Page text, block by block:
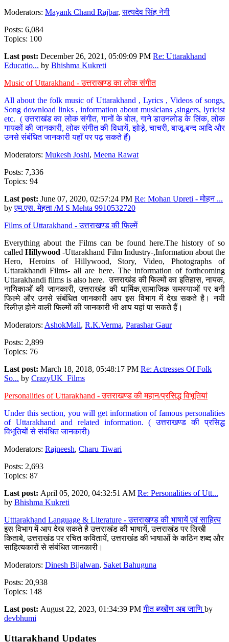
Moderators: Mayank Chand Rajbar,सत्यदेव सिंह नेगी
Posts: 6,084
Topics: 100
Last post: December 26, 2021, 05:09:09 PM Re: Uttarakhand
Educatio... by Bhishma Kukreti
Music of Uttarakhand - उत्तराखण्ड का लोक संगीत
All about the folk music of Uttarakhand , Lyrics , Videos of songs,
Song download links , information about musicians ,singers, lyricist
etc. ( उत्तराखंड का लोक संगीत, गानों के बोल, गाने डाउनलोड के लिंक, लोक
गायकों की जानकारी, लोक संगीत की विधायें, झोड़े, चाचरी, बाजू-बन्द आदि और
उनसे संबंधित जानकारी यहाँ पर पढ़ सकते हैं)
Moderators: Mukesh Joshi, Meena Rawat
Posts: 7,336
Topics: 94
Last post: June 07, 2020, 02:57:24 PM Re: Mohan Upreti - मोहन ...
byएम.एस. मेहता /M S Mehta 9910532720
Films of Uttarakhand - उत्तराखण्ड की फिल्में
Everything about the Films can be found here.The history of so
calledHillywood-Uttarakhand Film Industry-,Information about the
Hero, Heroins of Hillywood, Story, Video, Photographs of
Uttarakhandi Films- all are here. The information of forthcoming
Uttarakhandi films is also here. उत्तराखंड की फिल्मों का इतिहास, नायक,
नायिकाओं की जानकारी, उत्तराखंड की धार्मिक,सामाजिक समस्याओं पर बनी
फिल्मे और उनसे संबंधित जानकारी आप इस विभाग में देख सकते है। नयी
रिलीज़ होने वाली फिल्मों की जानकारी भी आप यहां पा सकते हैं।
Moderators: AshokMall, R.K.Verma, Parashar Gaur
Posts: 2,899
Topics: 76
Last post: March 18, 2018, 05:48:17 PM Re: Actresses Of Folk
So... by CrazyUK_Films
Personalities of Uttarakhand - उत्तराखण्ड की महान/प्रसिद्ध विभूतियां
Under this section, you will get information of famous personalities
of Uttarakhand and related information. ( उत्तराखण्ड की प्रसिद्ध
विभूतियों से संबंधित जानकारी)
Moderators: Rajneesh, Charu Tiwari
Posts: 2,693
Topics: 87
Last post: April 05, 2020, 04:32:51 AM Re: Personalities of Utt...
by Bhishma Kukreti
Utttarakhand Language & Literature - उत्तराखण्ड की भाषायें एवं साहित्य
इस विभाग में आप देख सकते है उत्तराखंड की भाषायें, उत्तराखंड पर लिखी
किताबे, उत्तराखंड पर रचित कवितायें, उत्तराखंड की भाषाओं के कठिन शब्द और
साहित्यकारों से संबंधित जानकारी।
Moderators: Dinesh Bijalwan, Saket Bahuguna
Posts: 20,938
Topics: 148
Last post: August 22, 2023, 01:34:39 PMगीत ब्य्खोंण अब जाणि by
devbhumi
Uttarakhand Updates